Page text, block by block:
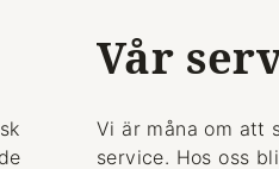
Vår
Vi är måna om att
service. Hos oss